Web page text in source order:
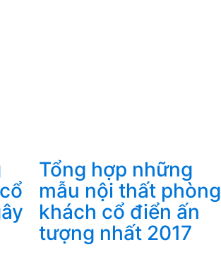
Tổng hợp những
mẫu nội thất phòng
khách cổ điển ấn
tượng nhất 2017